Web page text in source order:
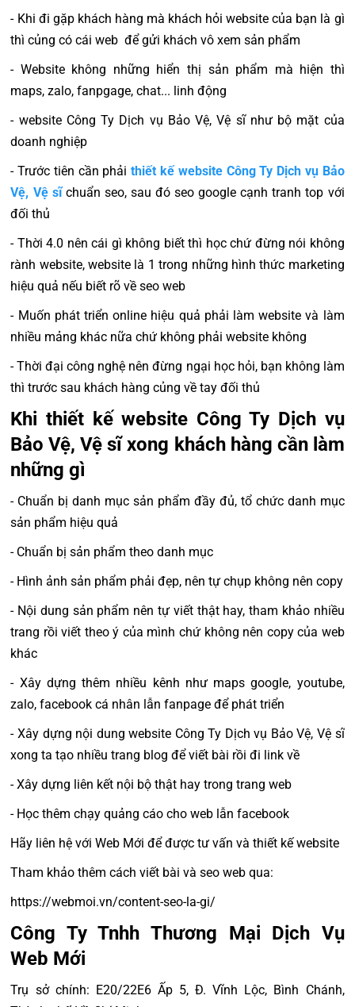
- Khi đi gặp khách hàng mà khách hỏi website của bạn là gì
thì củng có cái web để gửi khách vô xem sản phẩm
- Website không những hiển thị sản phẩm mà hiện thì
maps, zalo, fanpgage, chat... linh động
- website Công Ty Dịch vụ Bảo Vệ, Vệ sĩ như bộ mặt của
doanh nghiệp
- Trước tiên cần phảithiết kế website Công Ty Dịch vụ Bảo
Vệ, Vệ sĩchuẩn seo, sau đó seo google cạnh tranh top với
đối thủ
- Thời 4.0 nên cái gì không biết thì học chứ đừng nói không
rành website, website là 1 trong những hình thức marketing
hiệu quả nếu biết rõ về seo web
- Muốn phát triển online hiệu quả phải làm website và làm
nhiều mảng khác nữa chứ không phải website không
- Thời đại công nghệ nên đừng ngại học hỏi, bạn không làm
thì trước sau khách hàng củng về tay đối thủ
Khi thiết kế website Công Ty Dịch vụ
Bảo Vệ, Vệ sĩ xong khách hàng cần làm
những gì
- Chuẩn bị danh mục sản phẩm đầy đủ, tổ chức danh mục
sản phẩm hiệu quả
- Chuẩn bị sản phẩm theo danh mục
- Hình ảnh sản phẩm phải đẹp, nên tự chụp không nên copy
- Nội dung sản phẩm nên tự viết thật hay, tham khảo nhiều
trang rồi viết theo ý của mình chứ không nên copy của web
khác
- Xây dựng thêm nhiều kênh như maps google, youtube,
zalo, facebook cá nhân lẫn fanpage để phát triển
- Xây dựng nội dung website Công Ty Dịch vụ Bảo Vệ, Vệ sĩ
xong ta tạo nhiều trang blog để viết bài rồi đi link về
- Xây dựng liên kết nội bộ thật hay trong trang web
- Học thêm chạy quảng cáo cho web lẫn facebook
Hãy liên hệ với Web Mới để được tư vấn và thiết kế website
Tham khảo thêm cách viết bài và seo web qua:
https://webmoi.vn/content-seo-la-gi/
Công Ty Tnhh Thương Mại Dịch Vụ
Web Mới
Trụ sở chính: E20/22E6 Ấp 5, Đ. Vĩnh Lộc, Bình Chánh,